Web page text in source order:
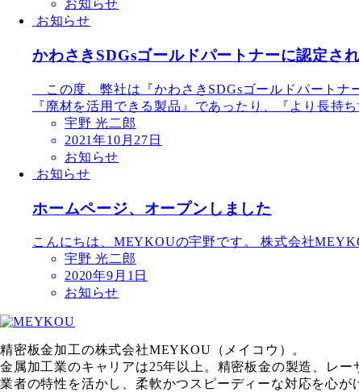
お知らせ
お知らせ
かわさきSDGsゴールドパートナーに認定さ
この度、弊社は『かわさきSDGsゴールドパートナ
『廃材を活用できる製品』であったり、『より長持
宇野 光二郎
2021年10月27日
お知らせ
お知らせ
ホームページ、オープンしました
こんにちは、MEYKOUの宇野です。 株式会社
宇野 光二郎
2020年9月1日
お知らせ
精密板金加工の株式会社MEYKOU（メイコウ）。
金属加工業のキャリアは25年以上。精密板金の製造、レ
業者の特性を活かし、柔軟かつスピーディーな対応を心が